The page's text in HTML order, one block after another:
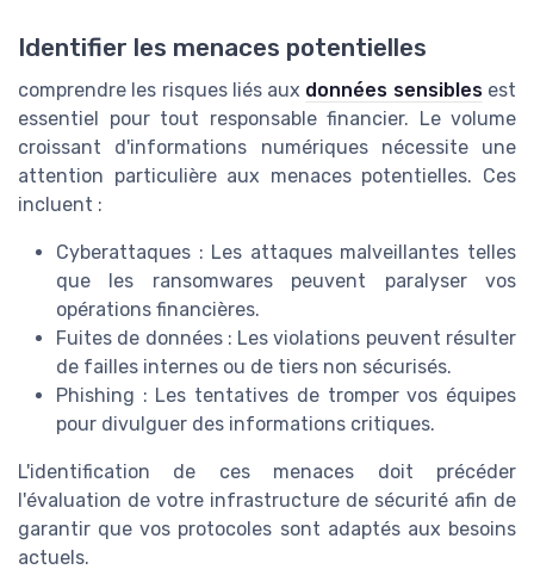
Identifier les menaces potentielles
comprendre les risques liés aux données sensiblesest
essentiel pour tout responsable financier. Le volume
croissant d'informations numériques nécessite une
attention particulière aux menaces potentielles. Ces
incluent :
Cyberattaques : Les attaques malveillantes telles
que les ransomwares peuvent paralyser vos
opérations financières.
Fuites de données : Les violations peuvent résulter
de failles internes ou de tiers non sécurisés.
Phishing : Les tentatives de tromper vos équipes
pour divulguer des informations critiques.
L'identification de ces menaces doit précéder
l'évaluation de votre infrastructure de sécurité afin de
garantir que vos protocoles sont adaptés aux besoins
actuels.